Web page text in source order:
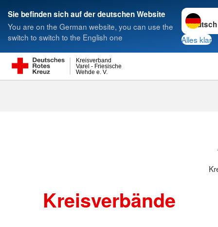
Sie befinden sich auf der deutschen Website
You are on the German website, you can use the
switch to switch to the English one
Sprache
Alles klar
Wehde e. V.
Varel - Friesische
Kreisverband
Suche
Kreisverbände